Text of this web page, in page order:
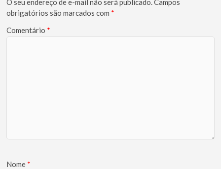
obrigatórios são marcados com *
Comentário *
Nome *